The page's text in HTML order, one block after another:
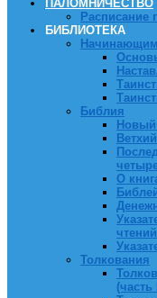
ПАЛОМНИЧЕСТВО
Расписание
БИБЛИОТЕКА
Начинающим
Библия
Новый
О
чтений
Толкования
(часть